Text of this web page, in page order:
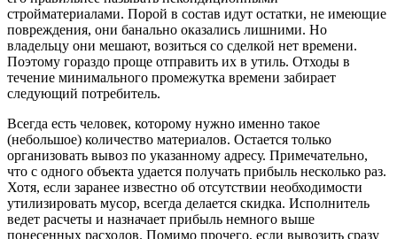
стройматериалами. Порой в состав идут остатки, не имеющие
повреждения, они банально оказались лишними. Но
владельцу они мешают, возиться со сделкой нет времени.
Поэтому гораздо проще отправить их в утиль. Отходы в
течение минимального промежутка времени забирает
следующий потребитель.
Всегда есть человек, которому нужно именно такое
(небольшое) количество материалов. Остается только
организовать вывоз по указанному адресу. Примечательно,
что с одного объекта удается получать прибыль несколько раз.
Хотя, если заранее известно об отсутствии необходимости
утилизировать мусор, всегда делается скидка. Исполнитель
ведет расчеты и назначает прибыль немного выше
понесенных расходов. Помимо прочего, если вывозить сразу